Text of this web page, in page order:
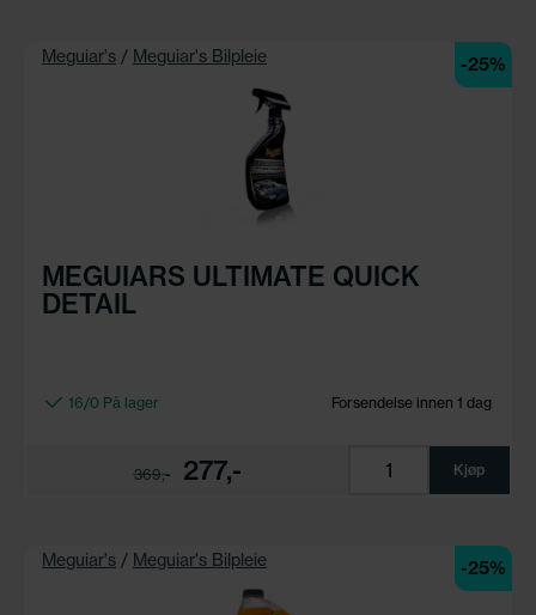
Meguiar's / Meguiar's Bilpleie -25%
MEGUIARS ULTIMATE QUICK
DETAIL
16/0 På lager Forsendelse innen 1 dag
369,-277,- Kjøp
Meguiar's / Meguiar's Bilpleie -25%